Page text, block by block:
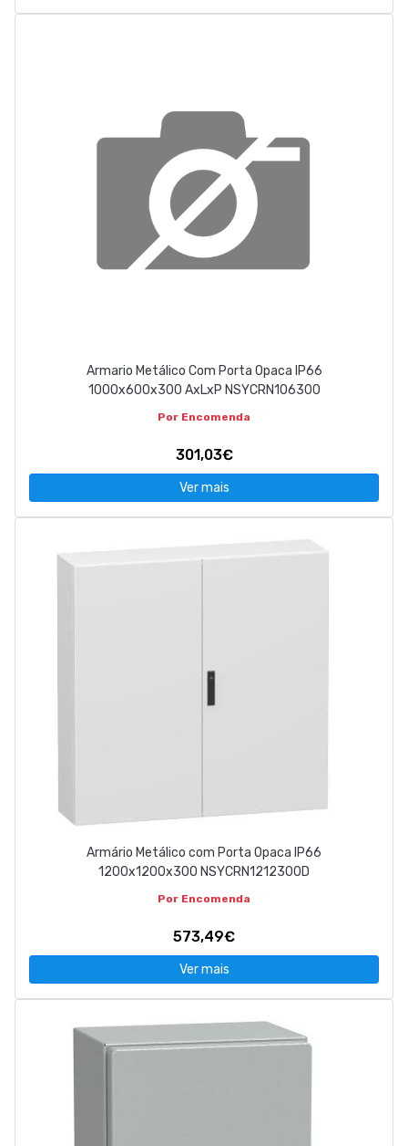
Armario Metálico Com Porta Opaca IP66
1000x600x300 AxLxP NSYCRN106300
Por Encomenda
301,03€
Ver mais
Armário Metálico com Porta Opaca IP66
1200x1200x300 NSYCRN1212300D
Por Encomenda
573,49€
Ver mais